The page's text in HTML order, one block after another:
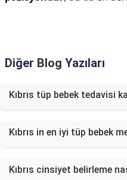
Diğer Blog Yazıları
Kıbrıs tüp bebek tedavisi
Kıbrıs in en iyi tüp bebek
Kıbrıs cinsiyet belirleme